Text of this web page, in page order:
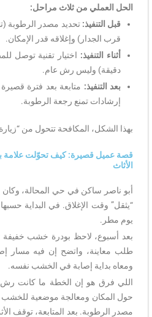
الحل العملي من ثلاث مراحل:
قبل التنفيذ: تحديد مصدر الرطوبة
قرب الجدار) وإغلاقه قدر الإمكان.
أثناء التنفيذ: اختيار تقنية توصل
دقيقة) وليس رش عام.
بعد التنفيذ: متابعة بعد فترة
إرشادات تمنع رجعة الرطوبة.
بهذا الشكل، المكافحة تتحول من
قصة عميل قصيرة: كيف تحوّلت علامة
الأثاث
أبو ناصر ساكن في حي المحالة، وكان
“يثقل” وقت الإغلاق. في البداية
يوم مطر.
بعد أسبوع، لاحظ بودرة خشب خفيفة
طلب معاينة، واتضح إن فيه مسار
ومعاه بداية إصابة في الخشب نفسه.
اللي فرق هو إن الخطة ما كانت رش
حول المكان ومعالجة موضعية للخشب
مصدر الرطوبة. بعد المتابعة، توقف